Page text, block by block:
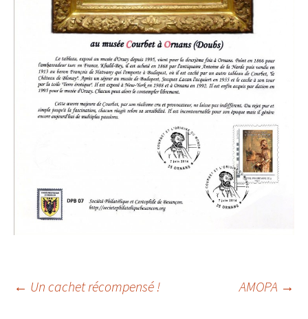
Navigation
← Un cachet récompensé ! AMOPA →